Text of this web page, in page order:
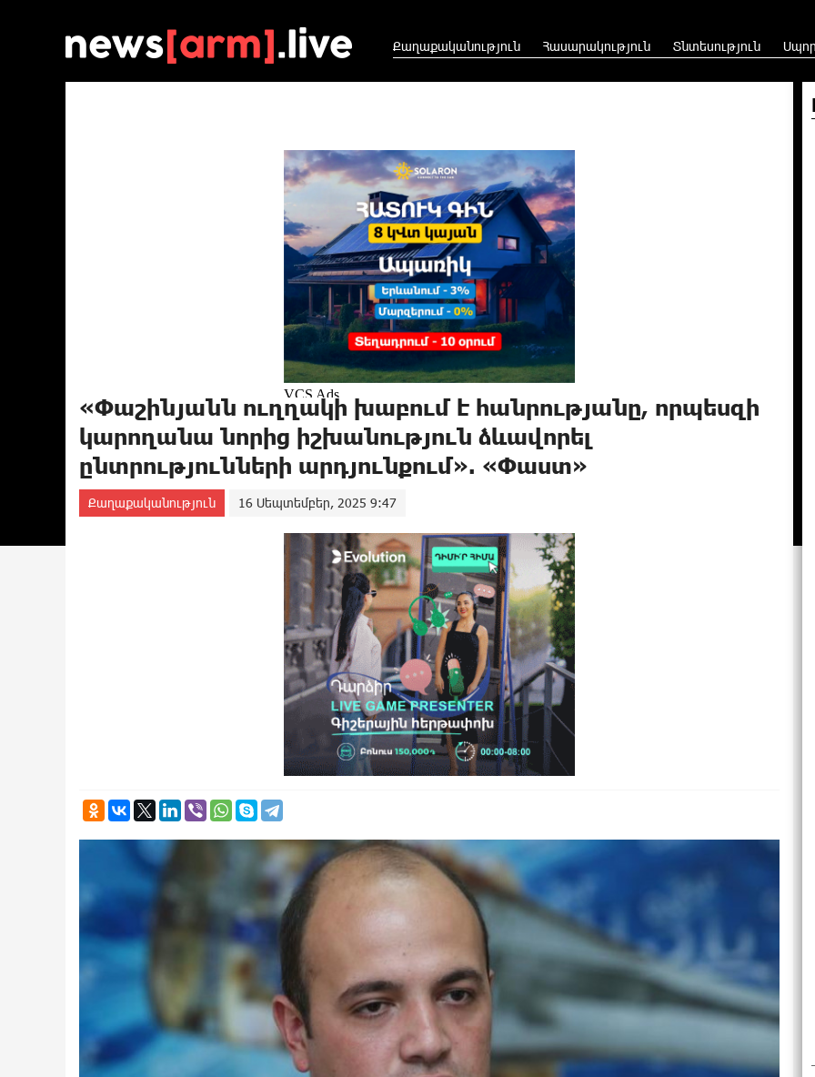
Քաղաքականություն Հասարակություն Տնտեսություն
«Փաշինյանն ուղղակի խաբում է հանրությանը, որպեսզի
կարողանա նորից իշխանություն ձևավորել
ընտրությունների արդյունքում». «Փաստ»
Քաղաքականություն 16 Սեպտեմբեր, 2025 9:47